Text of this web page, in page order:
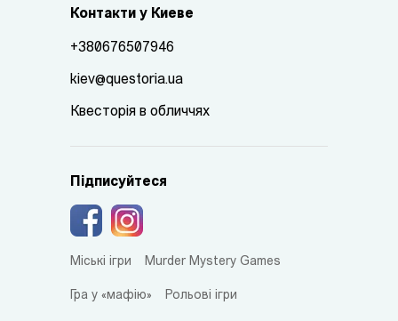
Контакти у Киеве
+380676507946
kiev@questoria.ua
Квесторія в обличчях
Підписуйтеся
Міські ігри Murder Mystery Games
Гра у «мафію» Рольові ігри